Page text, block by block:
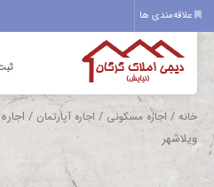
علاقه‌مندی ها
خانه /اجاره مسکونی/ اجاره آپارتمان
ویلاشهر